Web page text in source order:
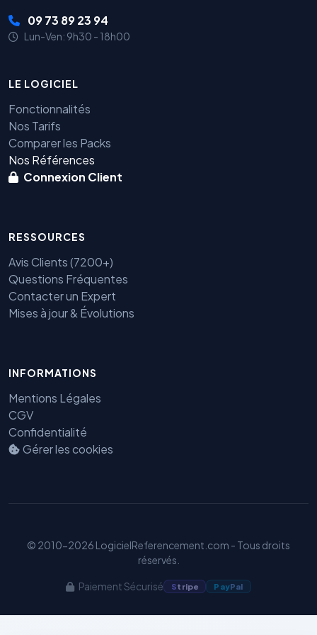
09 73 89 23 94
Lun-Ven: 9h30 - 18h00
LE LOGICIEL
Fonctionnalités
Nos Tarifs
Comparer les Packs
Nos Références
Connexion Client
RESSOURCES
Avis Clients (7200+)
Questions Fréquentes
Contacter un Expert
Mises à jour & Évolutions
INFORMATIONS
Mentions Légales
CGV
Confidentialité
Gérer les cookies
© 2010-2026 LogicielReferencement.com - Tous droits
réservés.
Paiement Sécurisé Stripe PayPal